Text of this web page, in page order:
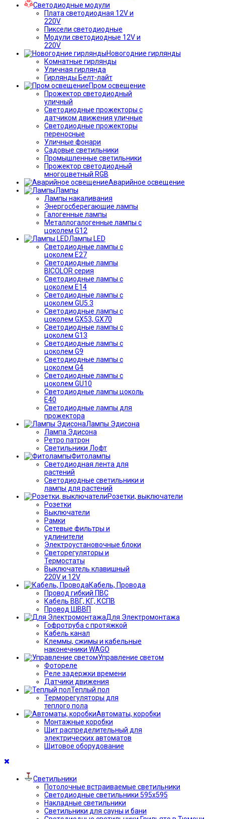
Светодиодные модули
Плата светодиодная 12V и
220V
Пиксели светодиодные
Модули светодиодные 12V и
220V
Новогодние гирлянды
Комнатные гирлянды
Уличная гирлянда
Гирлянды Белт-лайт
Пром освещение
Прожектор светодиодный
уличный
Светодиодные прожекторы с
датчиком движения уличные
Светодиодные прожекторы
переносные
Уличные фонари
Садовые светильники
Промышленные светильники
Прожектор светодиодный
многоцветный RGB
Аварийное освещение
Лампы
Лампы накаливания
Энергосберегающие лампы
Галогенные лампы
Металлогалогенные лампы с
цоколем G12
Лампы LED
Светодиодные лампы с
цоколем E27
Светодиодные лампы
BICOLOR серия
Светодиодные лампы с
цоколем E14
Светодиодные лампы с
цоколем GU5.3
Светодиодные лампы с
цоколем GX53, GX70
Светодиодные лампы с
цоколем G13
Светодиодные лампы с
цоколем G9
Светодиодные лампы с
цоколем G4
Светодиодные лампы с
цоколем GU10
Светодиодные лампы цоколь
Е40
Светодиодные лампы для
прожектора
Лампы Эдисона
Лампа Эдисона
Ретро патрон
Светильники Лофт
Фитолампы
Светодиодная лента для
растений
Светодиодные светильники и
лампы для растений
Розетки, выключатели
Розетки
Выключатели
Рамки
Сетевые фильтры и
удлинители
Электроустановочные блоки
Светорегуляторы и
Термостаты
Выключатель клавишный
220V и 12V
Кабель, Провода
Провод гибкий ПВС
Кабель ВВГ, КГ, КСПВ
Провод ШВВП
Для Электромонтажа
Гофротруба с протяжкой
Кабель канал
Клеммы, сжимы и кабельные
наконечники WAGO
Управление светом
Фотореле
Реле задержки времени
Датчики движения
Теплый пол
Терморегуляторы для
теплого пола
Автоматы, коробки
Монтажные коробки
Щит распределительный для
электрических автоматов
Щитовое оборудование
Светильники
Потолочные встраиваемые светильники
Светодиодные светильники 595х595
Накладные светильники
Светильники для сауны и бани